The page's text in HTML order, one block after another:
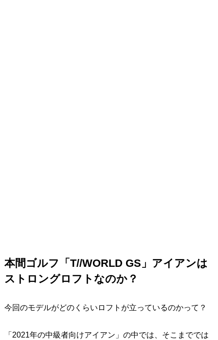
本間ゴルフ「T//WORLD GS」アイアンは
ストロングロフトなのか？
今回のモデルがどのくらいロフトが立っているのかって？
「2021年の中級者向けアイアン」の中では、そこまででは